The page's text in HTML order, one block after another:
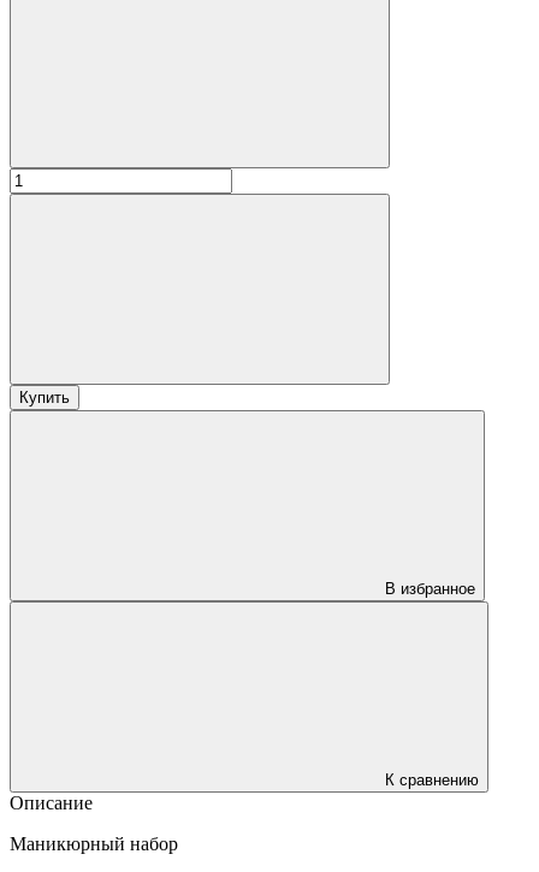
Купить
В избранное
К сравнению
Описание
Маникюрный набор